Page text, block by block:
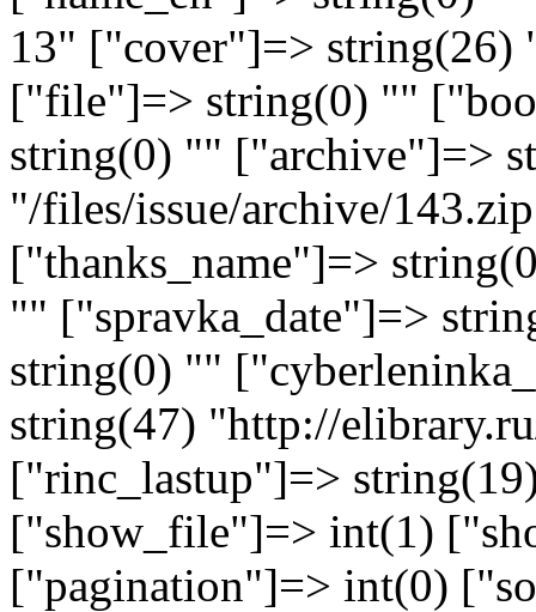
13" ["cover"]=> string(26)
["file"]=> string(0) ""
string(0) "" ["archive"]=>
"/files/issue/archive/
["thanks_name"]=>
"" ["spravka_date"]=>
string(0) ""
string(47) "http://
["rinc_lastup"]=>
["show_file"]=> int(1)
["pagination"]=> int(0)